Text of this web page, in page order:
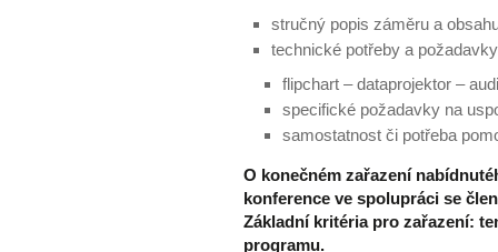
stručný popis záměru a
technické potřeby a
flipchart – dataprojektor –
specifické požadavky na
samostatnost či potřeba
O konečném zařazení
konference ve spolupráci se
Základní kritéria pro zařazení:
programu.